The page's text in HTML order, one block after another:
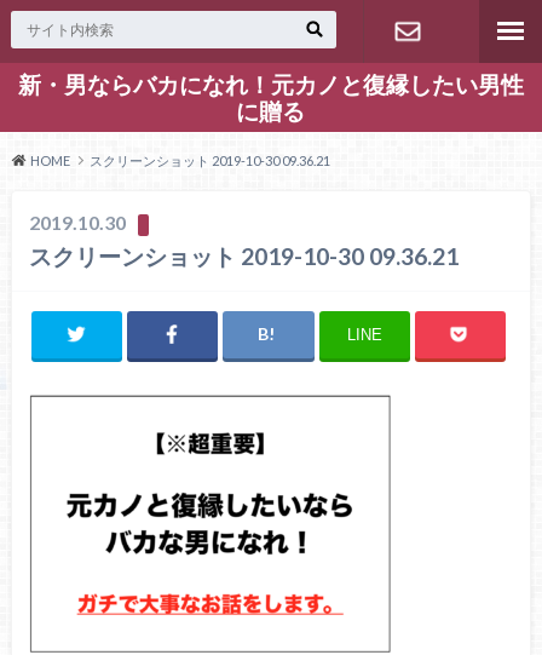
新・男ならバカになれ！元カノと復縁したい男性
に贈る
お問い合わ
HOME スクリーンショット 2019-10-30 09.36.21
2019.10.30
スクリーンショット 2019-10-30 09.36.21
LINE